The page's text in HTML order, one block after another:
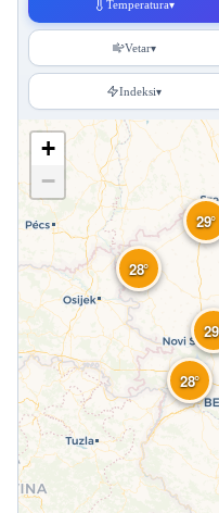
Temperatura▾
Vetar▾
Indeksi▾
29°
28°
28°
+
−